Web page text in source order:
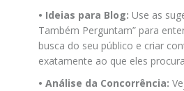
• Ideias para Blog: Use as
Também Perguntam” para
busca do seu público e criar
exatamente ao que eles
• Análise da Concorrência: